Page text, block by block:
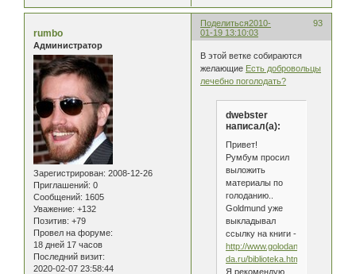
Поделиться 93
2010-
01-19 13:10:03
rumbo
Администратор
Зарегистрирован: 2008-12-26
Приглашений: 0
Сообщений: 1605
Уважение: +132
Позитив: +79
Провел на форуме:
18 дней 17 часов
Последний визит:
2020-02-07 23:58:44
В этой ветке собираются
желающие Есть добровольцы
лечебно поголодать?
dwebster
написал(а):
Привет!
Румбум просил
выложить
материалы по
голоданию..
Goldmund уже
выкладывал
ссылку на книги -
http://www.golodanie-
da.ru/biblioteka.htm
Я рекомендую